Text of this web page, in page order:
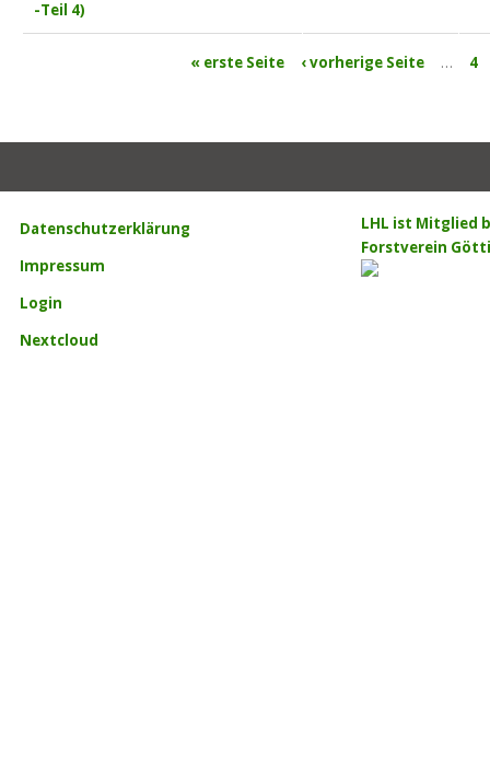
-Teil 4)
« erste Seite ‹ vorherige Seite … 4
Datenschutzerklärung
Impressum
Login
Nextcloud
LHL ist Mitglied
Forstverein